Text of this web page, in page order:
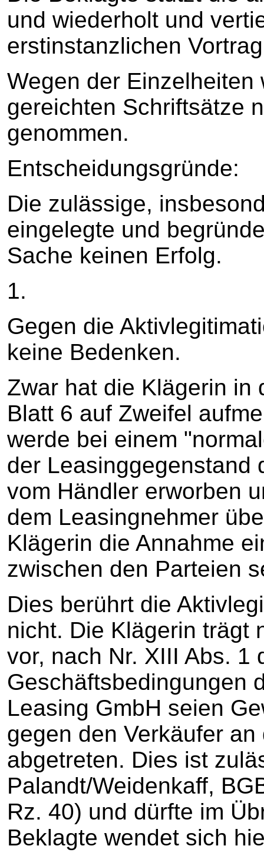
und wiederholt und
erstinstanzlichen
Wegen der Einzelheiten
gereichten Schriftsätze
genommen.
Entscheidungsgründe:
Die zulässige,
eingelegte und
Sache keinen Erfolg.
1.
Gegen die
keine Bedenken.
Zwar hat die Klägerin in
Blatt 6 auf Zweifel
werde bei einem
der Leasinggegenstand
vom Händler erworben
dem Leasingnehmer
Klägerin die Annahme
zwischen den Parteien
Dies berührt die
nicht. Die Klägerin trägt
vor, nach Nr. XIII Abs. 1
Geschäftsbedingungen
Leasing GmbH seien
gegen den Verkäufer
abgetreten. Dies ist
Palandt/Weidenkaff,
Rz. 40) und dürfte im
Beklagte wendet sich